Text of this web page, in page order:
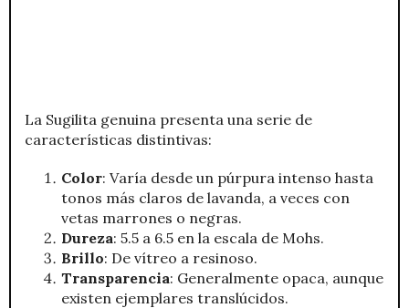
La Sugilita genuina presenta una serie de
características distintivas:
Color: Varía desde un púrpura intenso hasta
tonos más claros de lavanda, a veces con
vetas marrones o negras.
Dureza: 5.5 a 6.5 en la escala de Mohs.
Brillo: De vítreo a resinoso.
Transparencia: Generalmente opaca, aunque
existen ejemplares translúcidos.